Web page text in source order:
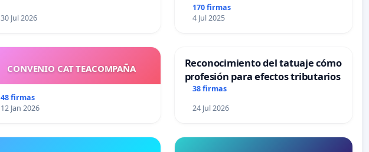
30 Jul 2026
170 firmas
4 Jul 2025
CONVENIO CAT TEACOMPAÑA
48 firmas
12 Jan 2026
Reconocimiento del tatuaje cómo
profesión para efectos tributarios
38 firmas
24 Jul 2026